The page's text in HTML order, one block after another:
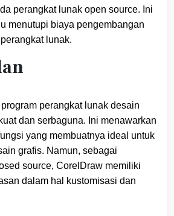
perangkat lunak open source. Ini
menutupi biaya pengembangan
lunak.
perangkat lunak desain
dan serbaguna. Ini menawarkan
yang membuatnya ideal untuk
grafis. Namun, sebagai
source, CorelDraw memiliki
dalam hal kustomisasi dan